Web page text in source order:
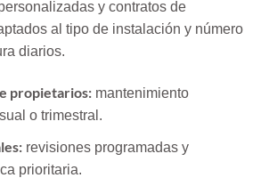
y contratos de
al tipo de instalación y número
diarios.
propietarios:mantenimiento
o trimestral.
revisiones programadas y
prioritaria.